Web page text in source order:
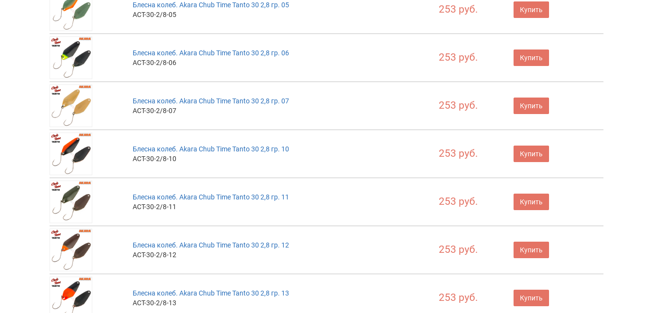
Блесна колеб. Akara Chub Time Tanto 30 2,8 гр. 05
ACT-30-2/8-05
253 руб. Купить
Блесна колеб. Akara Chub Time Tanto 30 2,8 гр. 06
ACT-30-2/8-06
253 руб. Купить
Блесна колеб. Akara Chub Time Tanto 30 2,8 гр. 07
ACT-30-2/8-07
253 руб. Купить
Блесна колеб. Akara Chub Time Tanto 30 2,8 гр. 10
ACT-30-2/8-10
253 руб. Купить
Блесна колеб. Akara Chub Time Tanto 30 2,8 гр. 11
ACT-30-2/8-11
253 руб. Купить
Блесна колеб. Akara Chub Time Tanto 30 2,8 гр. 12
ACT-30-2/8-12
253 руб. Купить
Блесна колеб. Akara Chub Time Tanto 30 2,8 гр. 13
ACT-30-2/8-13
253 руб. Купить